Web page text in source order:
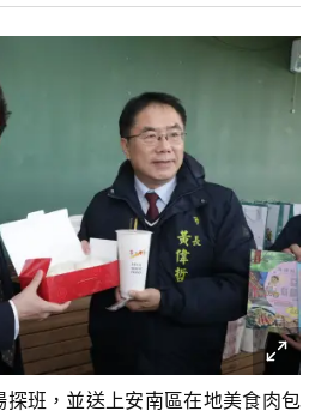
班，並送上安南區在地美食肉包